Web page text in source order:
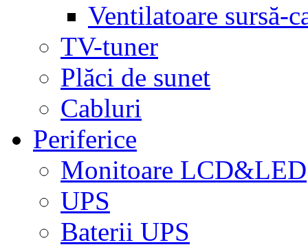
Ventilatoare sursă-
TV-tuner
Plăci de sunet
Cabluri
Periferice
Monitoare LCD&LED
UPS
Baterii UPS